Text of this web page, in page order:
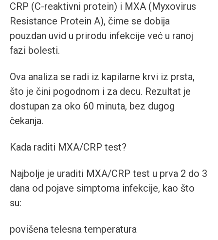
CRP (C-reaktivni protein) i MXA (Myxovirus
Resistance Protein A), čime se dobija
pouzdan uvid u prirodu infekcije već u ranoj
fazi bolesti.
Ova analiza se radi iz kapilarne krvi iz prsta,
što je čini pogodnom i za decu. Rezultat je
dostupan za oko 60 minuta, bez dugog
čekanja.
Kada raditi MXA/CRP test?
Najbolje je uraditi MXA/CRP test u prva 2 do 3
dana od pojave simptoma infekcije, kao što
su:
povišena telesna temperatura